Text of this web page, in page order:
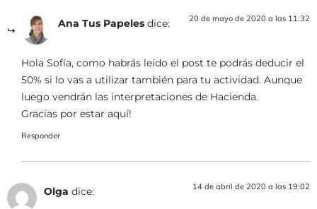
Ana Tus Papeles dice: 20 de mayo de 2020 a las 11:32
Hola Sofía, como habrás leído el post te podrás deducir el
50% si lo vas a utilizar también para tu actividad. Aunque
luego vendrán las interpretaciones de Hacienda.
Gracias por estar aquí!
Responder
Olga dice: 14 de abril de 2020 a las 19:02